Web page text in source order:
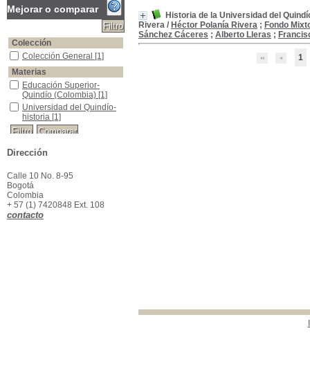
Historia de la Universidad del
Rivera / Héctor Polanía Rivera ; Fondo
Sánchez Cáceres ; Alberto Lleras ;
1
Mejorar o comparar
Colección
Colección General
Colección General [1]
Materias
Educación Superior- Quindío (Colombia)
Educación Superior-
Quindío (Colombia) [1]
Universidad del Quindío- historia
Universidad del Quindío-
historia [1]
Dirección
Calle 10 No. 8-95
Bogotá
Colombia
+ 57 (1) 7420848 Ext. 108
contacto